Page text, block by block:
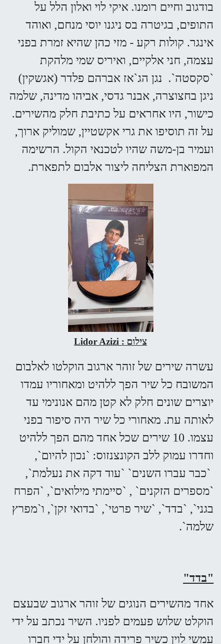
בודגוב וחיים רומנו. איקי לוי ואלון הלל על
התופים, בגיטרה בס ניגנו יוסי מנחם, ואוהד
אינגר. קולות רקע - מזי כהן שהיא זמרת בפני
עצמה, חני אלקיים, ואיריס שמי מלהקת
`סקסטה`. נגן הג`אז אברהם פלדר (אגשקין)
ניגן בחצוצרה, אבנר גדסי, אביהו מדינה, שלמה
כישור, היו אחראים על כתיבת חלק מהשירים.
על זה תוסיפו את גרי אקשטיין, שמוליק ארוך,
ועמיר בן-משה שהיו לטכנאי הקול. הרשימה
המפוארת הצליחה ליצור אלבום לתפארת.
צילום : Lidor Azizi
עשרה שירים של זוהר ארגוב הוקלטו לאלבום
המשובח כל שיר הפך ללהיט ומאחוריו עמדו
יוצרים שונים חלק לא קטן מהם אנונימי עד
לאותה עת. מאחורי כל שיר היה סיפור בפני
עצמו. 10 שירים שכל אחד מהם הפך ללהיט
וחדרו עמוק ללב הקונצנזוס: `נכון להיום`,
`כבר עברו השנים` `עוד דקה את נעלמת`,
`מספרים הזקנים` , `סיימתי מילואים`, `הפרח
בגני`, `בדד`, `שיר פרטי`, `בדואי זקן`, ו`מפרץ
שלמה`.
"בדד"
אחד מהשירים הנוגים של זוהר ארגוב שבעצם
הוקלט שלוש פעמים לפניו. השיר נכתב על ידי
עמשי לוין כשיר פרידה והולחן על ידי חברו